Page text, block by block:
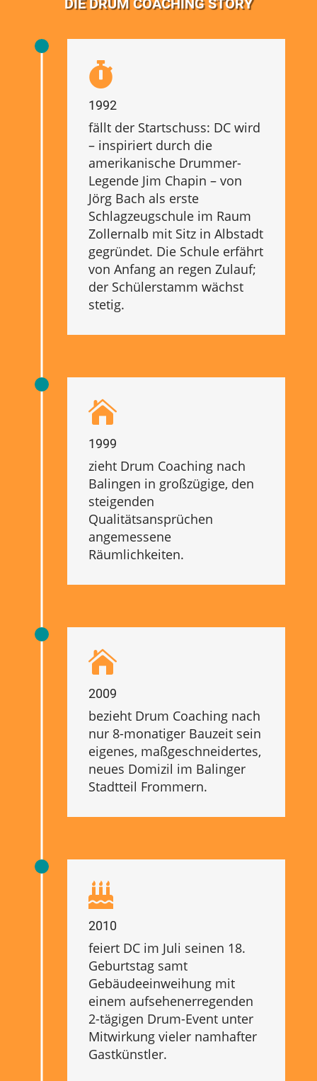
DIE DRUM COACHING STORY

1992
fällt der Startschuss: DC wird
– inspiriert durch die
amerikanische Drummer-
Legende Jim Chapin – von
Jörg Bach als erste
Schlagzeugschule im Raum
Zollernalb mit Sitz in Albstadt
gegründet. Die Schule erfährt
von Anfang an regen Zulauf;
der Schülerstamm wächst
stetig.

1999
zieht Drum Coaching nach
Balingen in großzügige, den
steigenden
Qualitätsansprüchen
angemessene
Räumlichkeiten.

2009
bezieht Drum Coaching nach
nur 8-monatiger Bauzeit sein
eigenes, maßgeschneidertes,
neues Domizil im Balinger
Stadtteil Frommern.

2010
feiert DC im Juli seinen 18.
Geburtstag samt
Gebäudeeinweihung mit
einem aufsehenerregenden
2-tägigen Drum-Event unter
Mitwirkung vieler namhafter
Gastkünstler.